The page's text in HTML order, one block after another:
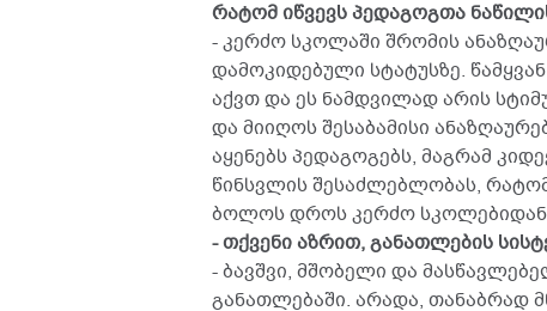
რატომ იწვევს პედაგოგთა
- კერძო სკოლაში შრომის
დამოკიდებული სტატუსზე.
აქვთ და ეს ნამდვილად არის
და მიიღოს შესაბამისი
აყენებს პედაგოგებს, მაგრამ
წინსვლის შესაძლებლობას,
ბოლოს დროს კერძო სკოლებიდან
- თქვენი აზრით, განათლების
- ბავშვი, მშობელი და
განათლებაში. არადა, თანაბრად